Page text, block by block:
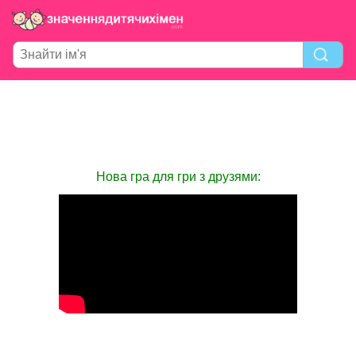
Нова гра для гри з друзями: